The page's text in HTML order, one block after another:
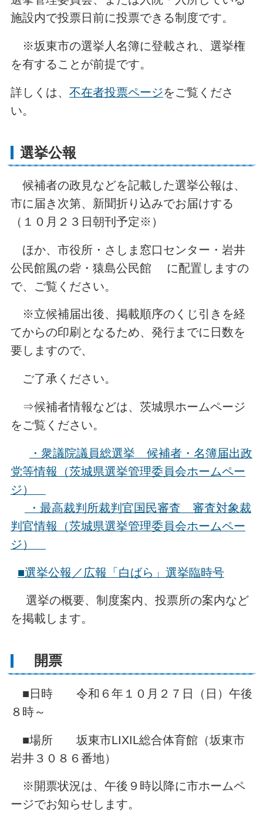
施設内で投票日前に投票できる制度です。
※坂東市の選挙人名簿に登載され、選挙権
を有することが前提です。
詳しくは、 不在者投票ページをご覧くださ
い。
選挙公報
候補者の政見などを記載した選挙公報は、
市に届き次第、新聞折り込みでお届けする
（１０月２３日朝刊予定※）
ほか、市役所・さしま窓口センター・岩井
公民館風の砦・猿島公民館 に配置しますの
で、ご覧ください。
※立候補届出後、掲載順序のくじ引きを経
てからの印刷となるため、発行までに日数を
要しますので、
ご了承ください。
⇒候補者情報などは、茨城県ホームページ
をご覧ください。
・衆議院議員総選挙 候補者・名簿届出政
党等情報（茨城県選挙管理委員会ホームペー
ジ）
・最高裁判所裁判官国民審査 審査対象裁
判官情報（茨城県選挙管理委員会ホームペー
ジ）
■選挙公報／広報「白ばら」選挙臨時号
選挙の概要、制度案内、投票所の案内など
を掲載します。
開票
■日時 令和６年１０月２７日（日）午後
８時～
■場所 坂東市LIXIL総合体育館（坂東市
岩井３０８６番地）
※開票状況は、午後９時以降に市ホームペ
ージでお知らせします。